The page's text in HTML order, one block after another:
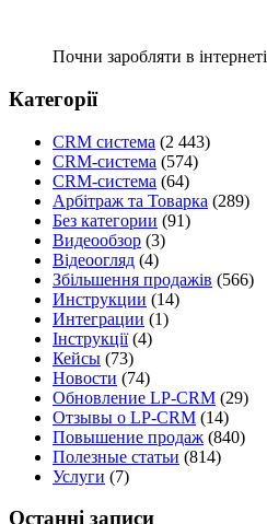
Почни заробляти в інтернеті
Категорії
CRM система (2 443)
CRM-система (574)
CRM-система (64)
Арбітраж та Товарка (289)
Без категории (91)
Видеообзор (3)
Відеоогляд (4)
Збільшення продажів (566)
Инструкции (14)
Интеграции (1)
Інструкції(4)
Кейсы (73)
Новости (74)
Обновление LP-CRM (29)
Отзывы о LP-CRM (14)
Повышение продаж (840)
Полезные статьи (814)
Услуги (7)
Останні записи